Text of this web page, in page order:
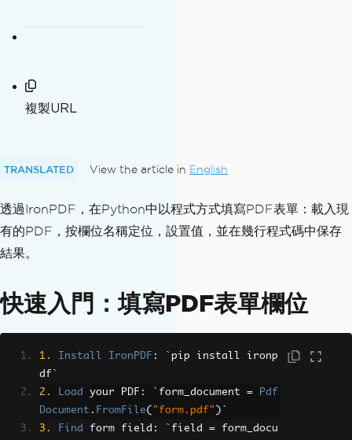
複製URL
TRANSLATED View the article in English
透過IronPDF，在Python中以程式方式填寫PDF表單：載入現
有的PDF，按欄位名稱定位，設置值，並在幾行程式碼中保存
結果。
快速入門：填寫PDF表單欄位
1. Install IronPDF : ` pip install ironp
df `
2.
Load your PDF : ` form_document =
Pdf
Document . FromFile( "form.pdf" )`
3.
Find form field : ` field = form_docu